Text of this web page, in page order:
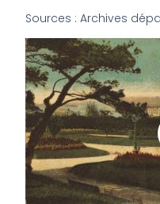
Sources : Archives